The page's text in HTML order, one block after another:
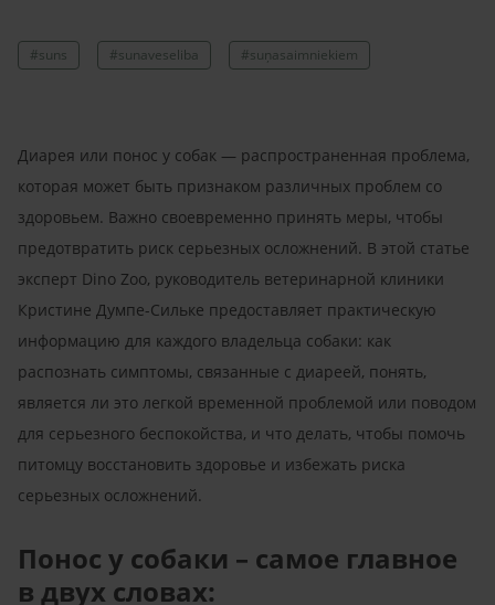
#suns #sunaveseliba #suņasaimniekiem
Диарея или понос у собак — распространенная проблема,
которая может быть признаком различных проблем со
здоровьем. Важно своевременно принять меры, чтобы
предотвратить риск серьезных осложнений. В этой статье
эксперт Dino Zoo, руководитель ветеринарной клиники
Кристине Думпе-Сильке предоставляет практическую
информацию для каждого владельца собаки: как
распознать симптомы, связанные с диареей, понять,
является ли это легкой временной проблемой или поводом
для серьезного беспокойства, и что делать, чтобы помочь
питомцу восстановить здоровье и избежать риска
серьезных осложнений.
Понос у собаки – самое главное
в двух словах: